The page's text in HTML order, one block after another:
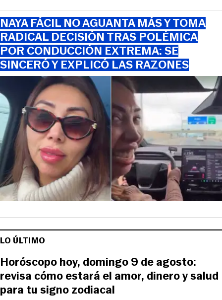
NAYA FÁCIL NO AGUANTA MÁS Y TOMA
RADICAL DECISIÓN TRAS POLÉMICA
POR CONDUCCIÓN EXTREMA: SE
SINCERÓ Y EXPLICÓ LAS RAZONES
LO ÚLTIMO
Horóscopo hoy, domingo 9 de agosto:
revisa cómo estará el amor, dinero y salud
para tu signo zodiacal